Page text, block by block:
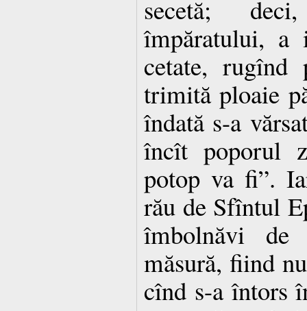
secetă;
împăratului, a
cetate, rugînd
trimită ploaie
îndată s-a
încît poporul
potop va fi”.
rău de Sfîntul
îmbolnăvi
măsură, fiind
cînd s-a întors